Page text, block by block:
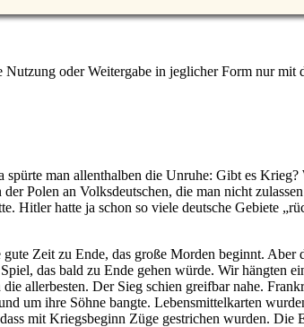
oder Weitergabe in jeglicher Form nur
man allenthalben die Unruhe: Gibt es
Polen an Volksdeutschen, die man nicht
Hitler hatte ja schon so viele deutsche Gebiete
Zeit zu Ende, das große Morden beginnt.
das bald zu Ende gehen würde. Wir hängten
allerbesten. Der Sieg schien greifbar nahe.
um ihre Söhne bangte. Lebensmittelkarten
mit Kriegsbeginn Züge gestrichen wurden.